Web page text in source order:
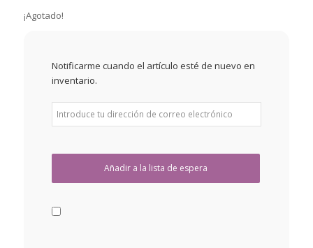
¡Agotado!
Notificarme cuando el artículo esté de nuevo en
inventario.